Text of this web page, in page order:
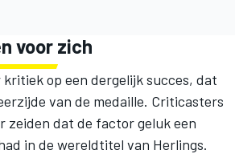
voor zich
op een dergelijk succes, dat
van de medaille. Criticasters
zeiden dat de factor geluk een
in de wereldtitel van Herlings.